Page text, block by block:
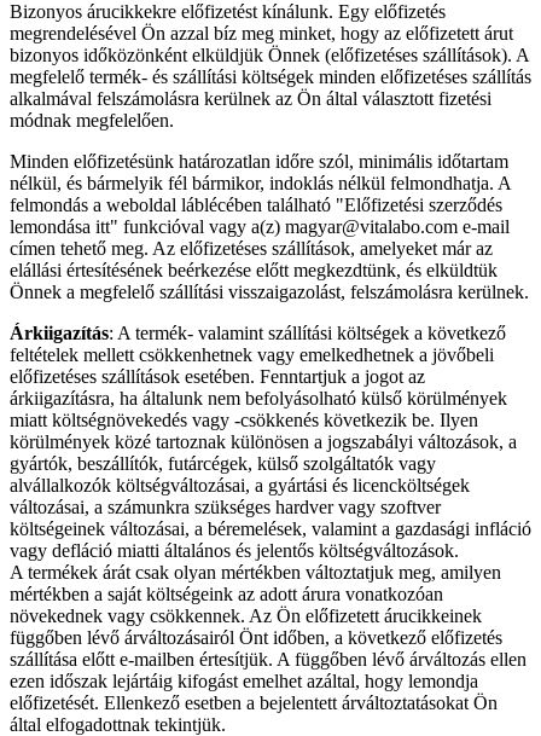
Bizonyos árucikkekre előfizetést kínálunk. Egy előfizetés
megrendelésével Ön azzal bíz meg minket, hogy az előfizetett árut
bizonyos időközönként elküldjük Önnek (előfizetéses szállítások). A
megfelelő termék- és szállítási költségek minden előfizetéses szállítás
alkalmával felszámolásra kerülnek az Ön által választott fizetési
módnak megfelelően.
Minden előfizetésünk határozatlan időre szól, minimális időtartam
nélkül, és bármelyik fél bármikor, indoklás nélkül felmondhatja. A
felmondás a weboldal láblécében található "Előfizetési szerződés
lemondása itt" funkcióval vagy a(z) magyar@vitalabo.com e-mail
címen tehető meg. Az előfizetéses szállítások, amelyeket már az
elállási értesítésének beérkezése előtt megkezdtünk, és elküldtük
Önnek a megfelelő szállítási visszaigazolást, felszámolásra kerülnek.
Árkiigazítás: A termék- valamint szállítási költségek a következő
feltételek mellett csökkenhetnek vagy emelkedhetnek a jövőbeli
előfizetéses szállítások esetében. Fenntartjuk a jogot az
árkiigazításra, ha általunk nem befolyásolható külső körülmények
miatt költségnövekedés vagy -csökkenés következik be. Ilyen
körülmények közé tartoznak különösen a jogszabályi változások, a
gyártók, beszállítók, futárcégek, külső szolgáltatók vagy
alvállalkozók költségváltozásai, a gyártási és licencköltségek
változásai, a számunkra szükséges hardver vagy szoftver
költségeinek változásai, a béremelések, valamint a gazdasági infláció
vagy defláció miatti általános és jelentős költségváltozások.
A termékek árát csak olyan mértékben változtatjuk meg, amilyen
mértékben a saját költségeink az adott árura vonatkozóan
növekednek vagy csökkennek. Az Ön előfizetett árucikkeinek
függőben lévő árváltozásairól Önt időben, a következő előfizetés
szállítása előtt e-mailben értesítjük. A függőben lévő árváltozás ellen
ezen időszak lejártáig kifogást emelhet azáltal, hogy lemondja
előfizetését. Ellenkező esetben a bejelentett árváltoztatásokat Ön
által elfogadottnak tekintjük.